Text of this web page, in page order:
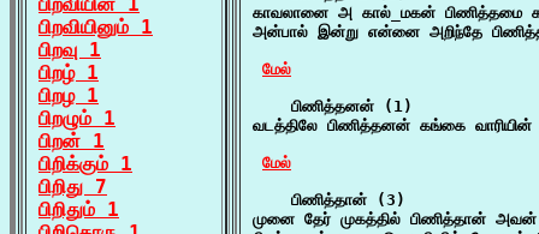
பிறவியினும் 1
பிறவு 1
பிறழ் 1
பிறழ 1
பிறழும் 1
பிறன் 1
பிறிக்கும் 1
பிறிது 7
பிறிதும் 1
காவலானை அ கால்_மகன் பிணித்தமை
அன்பால் இன்று என்னை அறிந்தே
மேல்
    பிணித்தனன் (1)
வடத்திலே பிணித்தனன் கங்கை
மேல்
    பிணித்தான் (3)
முனை தேர் முகத்தில் பிணித்தான்